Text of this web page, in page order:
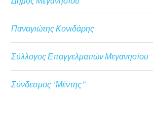
Παναγιώτης Κονιδάρης
Σύλλογος Επαγγελματιών Μεγανησίου
Σύνδεσμος "Μέντης"